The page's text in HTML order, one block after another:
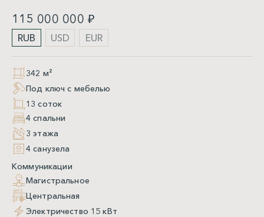
115 000 000 ₽
RUB USD EUR
342 м²
Под ключ с мебелью
13 соток
4 спальни
3 этажа
4 санузела
Коммуникации
Магистральное
Центральная
Электричество 15 кВт